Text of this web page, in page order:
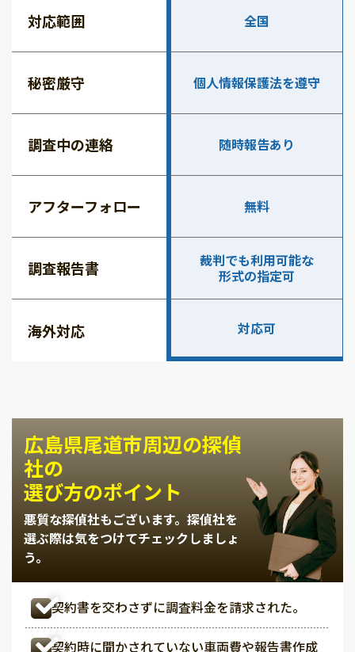
対応範囲 全国
秘密厳守 個人情報保護法を遵守
調査中の連絡 随時報告あり
アフターフォロー 無料
調査報告書
裁判でも利用可能な
形式の指定可
海外対応 対応可
広島県尾道市周辺の探偵
社の
選び方のポイント
悪質な探偵社もございます。 探偵社を
選ぶ際は気をつけてチェックしましょ
う。
契約書を交わさずに調査料金を請求された。
契約時に聞かされていない車両費や報告書作成